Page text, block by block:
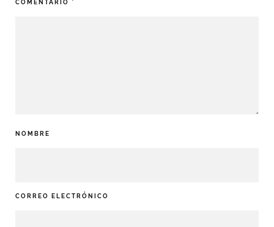
COMENTARIO *
NOMBRE
CORREO ELECTRÓNICO